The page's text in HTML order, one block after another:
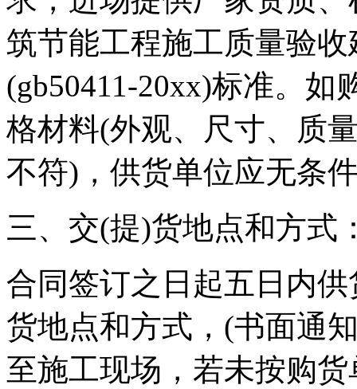
筑节能工程施工质量验
(gb50411-20xx)标准。
格材料(外观、尺寸、质
不符)，供货单位应无条
三、交(提)货地点和方式
合同签订之日起五日内
货地点和方式，(书面通
至施工现场，若未按购